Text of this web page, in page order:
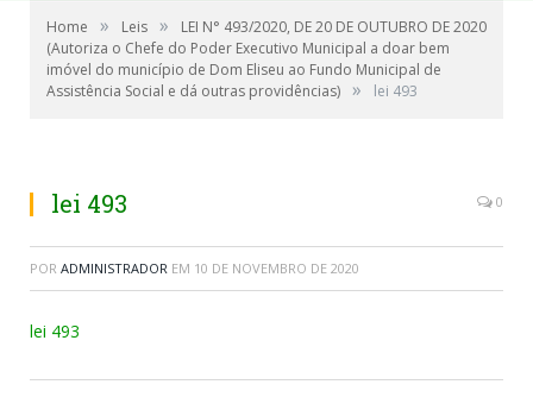
Home » Leis »
LEI N° 493/2020, DE 20 DE OUTUBRO DE 2020
(Autoriza o Chefe do Poder Executivo Municipal a doar bem
imóvel do município de Dom Eliseu ao Fundo Municipal de
Assistência Social e dá outras providências) » lei 493
lei 493 0
POR ADMINISTRADOR EM 10 DE NOVEMBRO DE 2020
lei 493